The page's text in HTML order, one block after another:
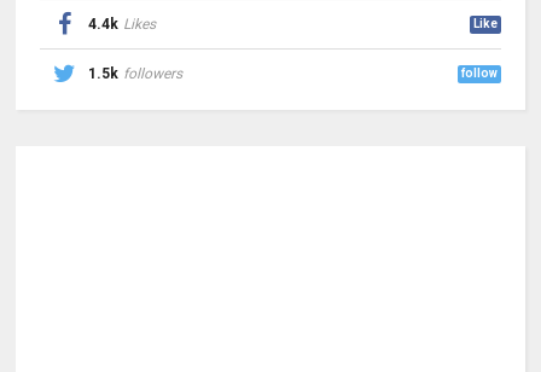
4.4k Likes Like
1.5k followers follow